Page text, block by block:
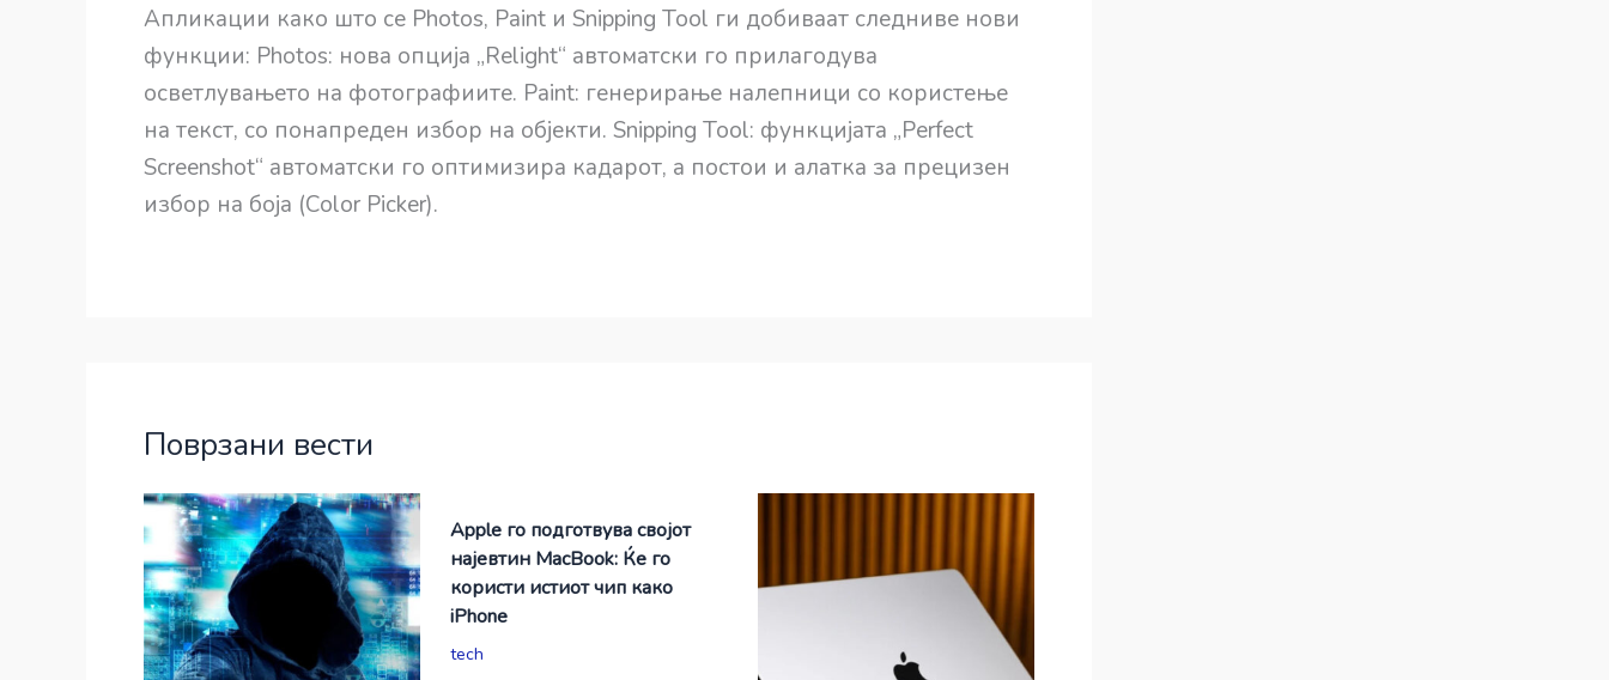
Апликации како што се Photos, Paint и Snipping Tool ги добиваат следниве нови
функции: Photos: нова опција „Relight“ автоматски го прилагодува
осветлувањето на фотографиите. Paint: генерирање налепници со користење
на текст, со понапреден избор на објекти. Snipping Tool: функцијата „Perfect
Screenshot“ автоматски го оптимизира кадарот, а постои и алатка за прецизен
избор на боја (Color Picker).
Поврзани вести
Apple го подготвува својот
најевтин MacBook: Ќе го
користи истиот чип како
iPhone
tech